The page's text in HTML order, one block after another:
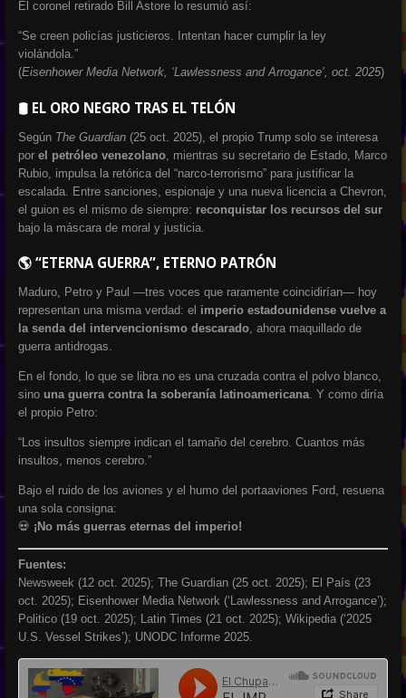
El coronel retirado Bill Astore lo resumió así:
“Se creen policías justicieros. Intentan hacer cumplir la ley
violándola.”
(Eisenhower Media Network, ‘Lawlessness and Arrogance’, oct. 2025)
🛢️ EL ORO NEGRO TRAS EL TELÓN
Según The Guardian (25 oct. 2025), el propio Trump solo se interesa
por el petróleo venezolano , mientras su secretario de Estado, Marco
Rubio, impulsa la retórica del “narco-terrorismo” para justificar la
escalada. Entre sanciones, espionaje y una nueva licencia a Chevron,
el guion es el mismo de siempre: reconquistar los recursos del sur
bajo la máscara de moral y justicia.
🌎 “ETERNA GUERRA”, ETERNO PATRÓN
Maduro, Petro y Paul —tres voces que raramente coincidirían— hoy
representan una misma verdad: el imperio estadounidense vuelve a
la senda del intervencionismo descarado, ahora maquillado de
guerra antidrogas.
En el fondo, lo que se libra no es una cruzada contra el polvo blanco,
sino una guerra contra la soberanía latinoamericana. Y como diría
el propio Petro:
“Los insultos siempre indican el tamaño del cerebro. Cuantos más
insultos, menos cerebro.”
Bajo el ruido de los aviones y el humo del portaaviones Ford, resuena
una sola consigna:
💀 ¡No más guerras eternas del imperio!
Fuentes:
Newsweek (12 oct. 2025); The Guardian (25 oct. 2025); El País (23
oct. 2025); Eisenhower Media Network (‘Lawlessness and Arrogance’);
Politico (19 oct. 2025); Latin Times (21 oct. 2025); Wikipedia (‘2025
U.S. Vessel Strikes’); UNODC Informe 2025.